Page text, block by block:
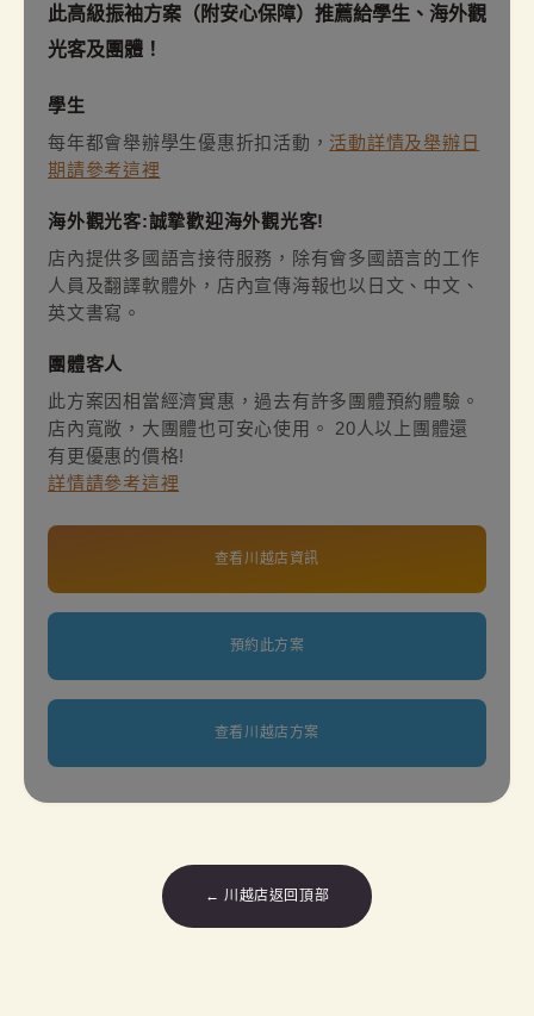
此高級振袖方案（附安心保障）推薦給學生、海外觀
光客及團體！
學生
每年都會舉辦學生優惠折扣活動， 活動詳情及舉辦日
期請參考這裡
海外觀光客:誠摯歡迎海外觀光客!
店內提供多國語言接待服務，除有會多國語言的工作
人員及翻譯軟體外，店內宣傳海報也以日文、中文、
英文書寫。
團體客人
此方案因相當經濟實惠，過去有許多團體預約體驗。
店內寬敞，大團體也可安心使用。 20人以上團體還
有更優惠的價格!
詳情請參考這裡
查看川越店資訊
預約此方案
查看川越店方案
← 川越店返回頂部